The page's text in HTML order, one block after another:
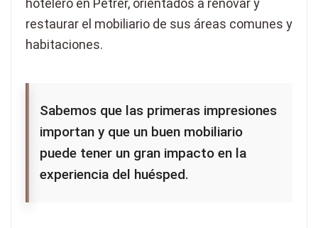
hotelero en Petrer, orientados a renovar y
restaurar el mobiliario de sus áreas comunes y
habitaciones.
Sabemos que las primeras impresiones
importan y que un buen mobiliario
puede tener un gran impacto en la
experiencia del huésped.